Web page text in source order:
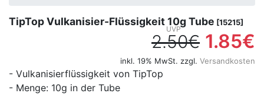
TipTop Vulkanisier-Flüssigkeit 10g Tube [15215]
2.50€ 1.85€
inkl. 19% MwSt. zzgl. Versandkosten
- Vulkanisierflüssigkeit von TipTop
- Menge: 10g in der Tube